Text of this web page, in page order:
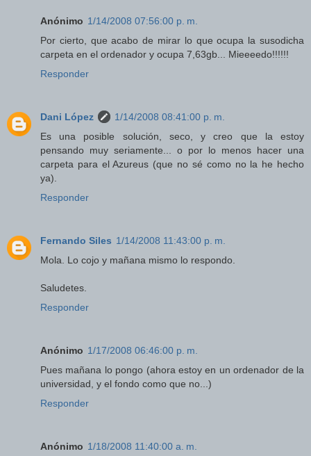
Anónimo 1/14/2008 07:56:00 p. m.
Por cierto, que acabo de mirar lo que ocupa la susodicha
carpeta en el ordenador y ocupa 7,63gb... Mieeeedo!!!!!!
Responder
Dani López
1/14/2008 08:41:00 p. m.
Es una posible solución, seco, y creo que la estoy
pensando muy seriamente... o por lo menos hacer una
carpeta para el Azureus (que no sé como no la he hecho
ya).
Responder
Fernando Siles 1/14/2008 11:43:00 p. m.
Mola. Lo cojo y mañana mismo lo respondo.
Saludetes.
Responder
Anónimo 1/17/2008 06:46:00 p. m.
Pues mañana lo pongo (ahora estoy en un ordenador de la
universidad, y el fondo como que no...)
Responder
Anónimo 1/18/2008 11:40:00 a. m.